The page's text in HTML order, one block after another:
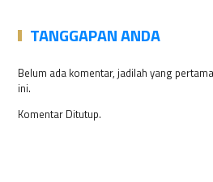
TANGGAPAN ANDA
Belum ada komentar, jadilah yang
ini.
Komentar Ditutup.